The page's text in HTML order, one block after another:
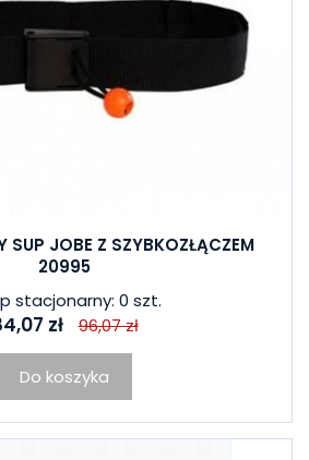
SUP JOBE Z SZYBKOZŁĄCZEM
20995
stacjonarny: 0 szt.
zł 96,07 zł
Do koszyka